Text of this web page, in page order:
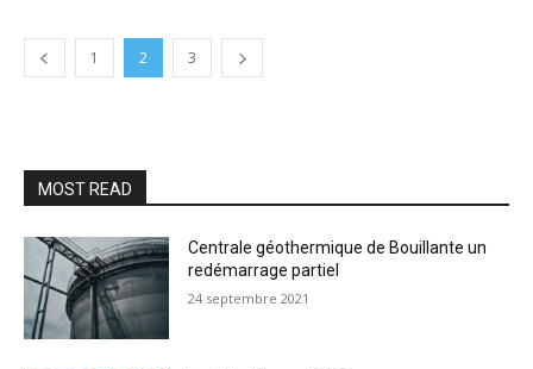
1 2 3
MOST READ
Centrale géothermique de Bouillante un
redémarrage partiel
24 septembre 2021